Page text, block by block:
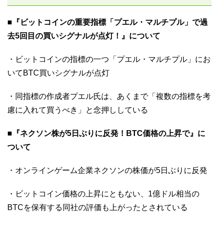
■『ビットコインの重要指標「プエル・マルチプル」で過
去5回目の買いシグナルが点灯！』について
・ビットコインの指標の一つ「プエル・マルチプル」にお
いてBTC買いシグナルが点灯
・同指標の作成者プエル氏は、あくまで「複数の指標を考
慮に入れて買うべき」と念押ししている
■『ネクソン株が5日ぶりに反発！BTC価格の上昇で』に
ついて
・オンラインゲーム企業ネクソンの株価が5日ぶりに反発
・ビットコイン価格の上昇にともない、1億ドル相当の
BTCを保有する同社の評価も上がったとされている